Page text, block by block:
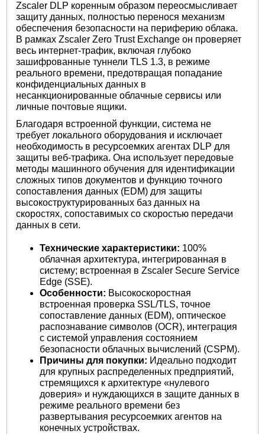
Zscaler DLP коренным образом переосмысливает
защиту данных, полностью перенося механизм
обеспечения безопасности на периферию облака.
В рамках Zscaler Zero Trust Exchange он проверяет
весь интернет-трафик, включая глубоко
зашифрованные туннели TLS 1.3, в режиме
реального времени, предотвращая попадание
конфиденциальных данных в
несанкционированные облачные сервисы или
личные почтовые ящики.
Благодаря встроенной функции, система не
требует локального оборудования и исключает
необходимость в ресурсоемких агентах DLP для
защиты веб-трафика. Она использует передовые
методы машинного обучения для идентификации
сложных типов документов и функцию точного
сопоставления данных (EDM) для защиты
высокоструктурированных баз данных на
скоростях, сопоставимых со скоростью передачи
данных в сети.
Технические характеристики: 100%
облачная архитектура, интегрированная в
систему; встроенная в Zscaler Secure Service
Edge (SSE).
Особенности: Высокоскоростная
встроенная проверка SSL/TLS, точное
сопоставление данных (EDM), оптическое
распознавание символов (OCR), интеграция
с системой управления состоянием
безопасности облачных вычислений (CSPM).
Причины для покупки: Идеально подходит
для крупных распределенных предприятий,
стремящихся к архитектуре «нулевого
доверия» и нуждающихся в защите данных в
режиме реального времени без
развертывания ресурсоемких агентов на
конечных устройствах.